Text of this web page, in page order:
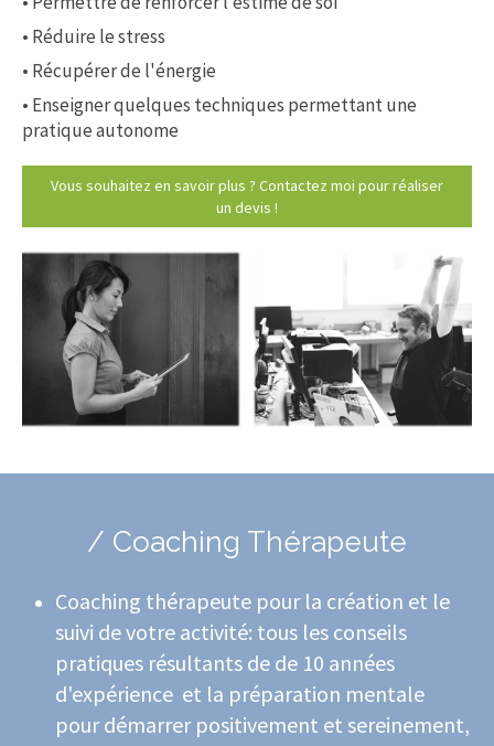
• Réduire le stress
• Récupérer de l'énergie
• Enseigner quelques techniques permettant une
pratique autonome
Vous souhaitez en savoir plus ? Contactez moi pour réaliser
un devis !
/ Coaching Thérapeute
Coaching thérapeute pour la création et le
suivi de votre activité: tous les conseils
pratiques résultants de de 10 années
d'expérience et la préparation mentale
pour démarrer positivement et sereinement,